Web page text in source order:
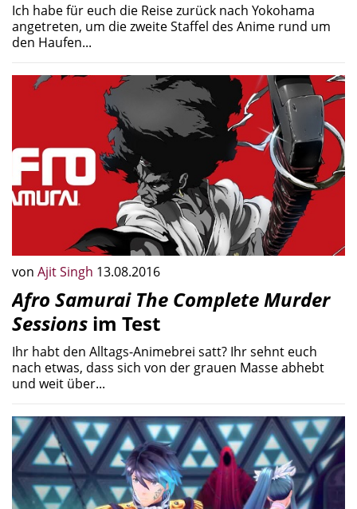
Ich habe für euch die Reise zurück nach Yokohama
angetreten, um die zweite Staffel des Anime rund um
den Haufen...
von Ajit Singh 13.08.2016
Afro Samurai The Complete Murder
Sessions im Test
Ihr habt den Alltags-Animebrei satt? Ihr sehnt euch
nach etwas, dass sich von der grauen Masse abhebt
und weit über...